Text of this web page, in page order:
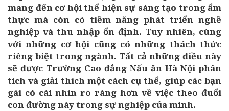
mang đến cơ hội thể hiện sự sáng tạo trong ẩm
thực mà còn có tiềm năng phát triển nghề
nghiệp và thu nhập ổn định. Tuy nhiên, cùng
với những cơ hội cũng có những thách thức
riêng biệt trong ngành. Tất cả những điều này
sẽ được Trường Cao đẳng Nấu ăn Hà Nội phân
tích và giải thích một cách cụ thể, giúp các bạn
gái có cái nhìn rõ ràng hơn về việc theo đuổi
con đường này trong sự nghiệp của mình.